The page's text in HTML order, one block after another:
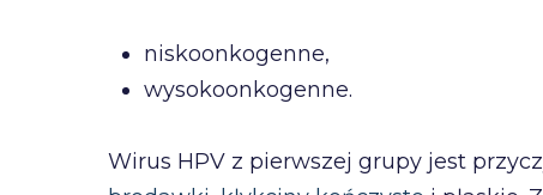
niskoonkogenne,
wysokoonkogenne.
Wirus HPV z pierwszej grupy jest